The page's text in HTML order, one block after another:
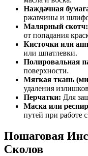
Наждачная
ржавчины и
Малярный скотч:
от попадания
Кисточки или
или шпатлевки.
Полировальная
поверхности.
Мягкая ткань
удаления
Перчатки: Для
Маска или
путей при работе
Пошаговая
Сколов